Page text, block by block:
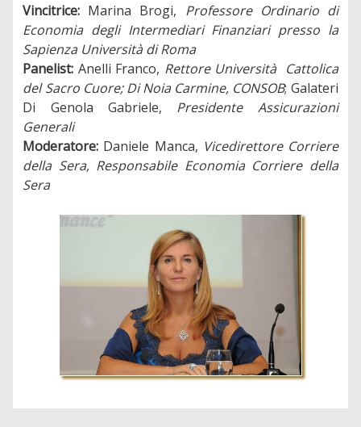
Vincitrice: Marina Brogi, Professore Ordinario di
Economia degli Intermediari Finanziari presso la
Sapienza Università di Roma
Panelist: Anelli Franco, Rettore Università Cattolica
del Sacro Cuore; Di Noia Carmine, CONSOB; Galateri
Di Genola Gabriele, Presidente Assicurazioni
Generali
Moderatore: Daniele Manca, Vicedirettore Corriere
della Sera, Responsabile Economia Corriere della
Sera